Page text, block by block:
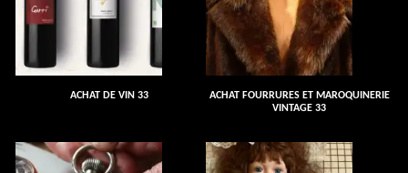
ACHAT DE VIN 33
ACHAT FOURRURES ET MAROQUINERIE
VINTAGE 33